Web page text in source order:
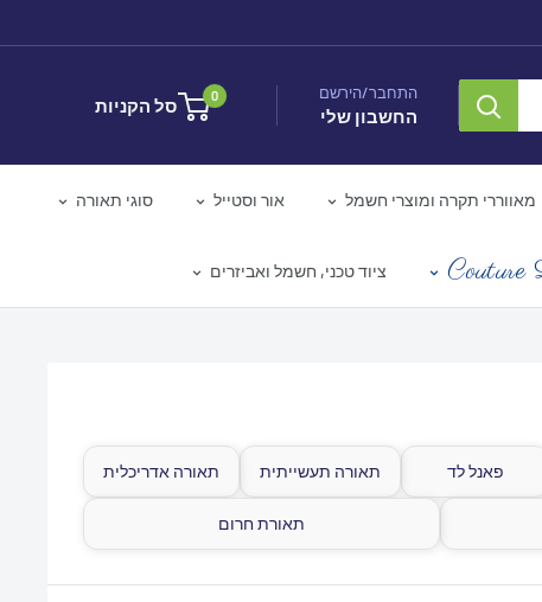
התחבר/הירשם
החשבון שלי
0 סל הקניות
מאווררי תקרה ומוצרי חשמל אור וסטייל סוגי תאורה
Couture ציוד טכני, חשמל ואביזרים
פאנל לד תאורה תעשייתית תאורה אדריכלית
תאורת חרום